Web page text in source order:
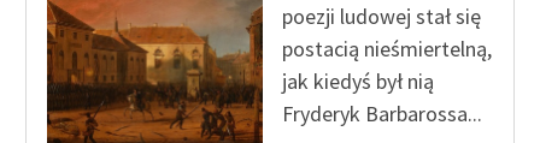
uczennic i uczniów z
niepełnosprawnościami
E-kolekcja lektur
szkolnych i literatury do
poezji ludowej stał się
postacią nieśmiertelną,
jak kiedyś był nią
Fryderyk Barbarossa...